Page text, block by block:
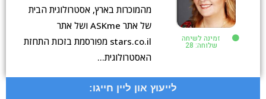
זמינה לשיחה
שלוחה: 28
מהמוכרות בארץ, אסטרולוגית הבית
של אתר ASKme ושל אתר
stars.co.il מפורסמת בזכות התחזת
האסטרולוגית…
לייעוץ און ליין חייגו: